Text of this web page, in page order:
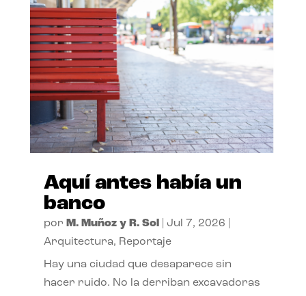
Aquí antes había un
banco
por M. Muñoz y R. Sol| Jul 7, 2026
Arquitectura, Reportaje
Hay una ciudad que desaparece sin
hacer ruido. No la derriban excavadoras